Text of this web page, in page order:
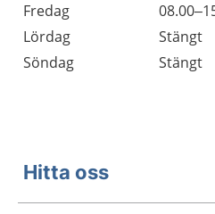
Fredag
Lördag
Stängt
Söndag
Stängt
Hitta oss